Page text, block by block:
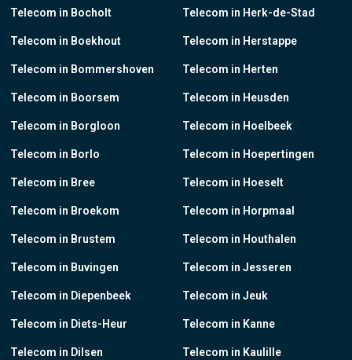
Telecom in Bocholt
Telecom in Boekhout
Telecom in Bommershoven
Telecom in Boorsem
Telecom in Borgloon
Telecom in Borlo
Telecom in Bree
Telecom in Broekom
Telecom in Brustem
Telecom in Buvingen
Telecom in Diepenbeek
Telecom in Diets-Heur
Telecom in Dilsen
Telecom in Herk-de-Stad
Telecom in Herstappe
Telecom in Herten
Telecom in Heusden
Telecom in Hoelbeek
Telecom in Hoepertingen
Telecom in Hoeselt
Telecom in Horpmaal
Telecom in Houthalen
Telecom in Jesseren
Telecom in Jeuk
Telecom in Kanne
Telecom in Kaulille